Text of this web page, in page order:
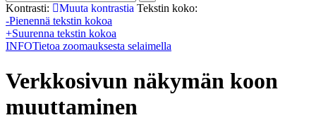
Kontrasti:
Muuta kontrastia Tekstin koko:
-Pienennä tekstin kokoa
+Suurenna tekstin kokoa
INFOTietoa zoomauksesta selaimella
Verkkosivun näkymän koon
muuttaminen